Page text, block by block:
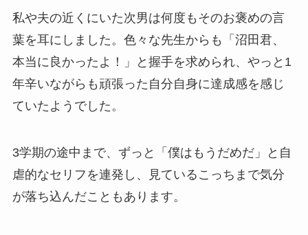
私や夫の近くにいた次男は何度もそのお褒めの言
葉を耳にしました。色々な先生からも「沼田君、
本当に良かったよ！」と握手を求められ、やっと1
年辛いながらも頑張った自分自身に達成感を感じ
ていたようでした。
3学期の途中まで、ずっと「僕はもうだめだ」と自
虐的なセリフを連発し、見ているこっちまで気分
が落ち込んだこともあります。